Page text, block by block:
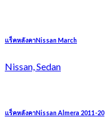
แร็คหลังคาNissan March
Nissan, Sedan
แร็คหลังคาNissan Almera 2011-20